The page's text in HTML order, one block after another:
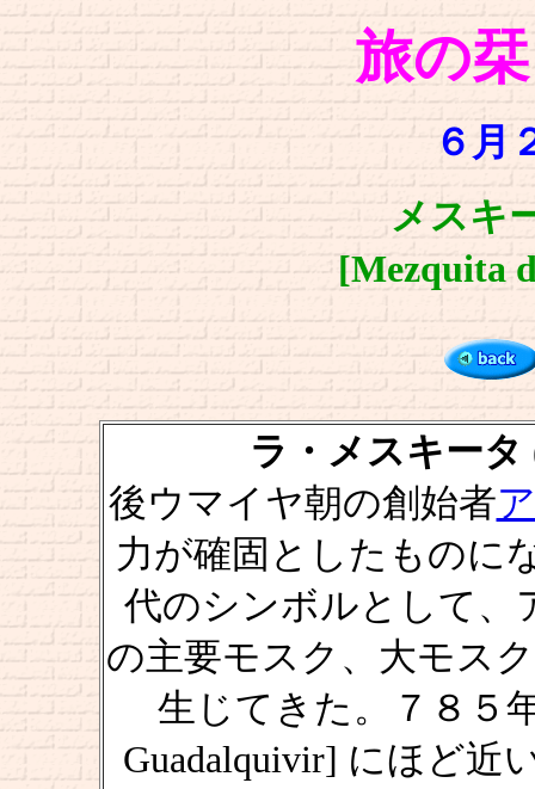
旅の栞
６月
メスキ
[Mezquita
ラ・メスキー
後ウマイヤ朝の創始者
力が確固としたものに
代のシンボルとして、
の主要モスク、大モス
生じてきた。７８５
Guadalquivir] にほど近